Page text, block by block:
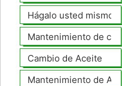
Hágalo usted mismo
Mantenimiento de
Cambio de Aceite
Mantenimiento de